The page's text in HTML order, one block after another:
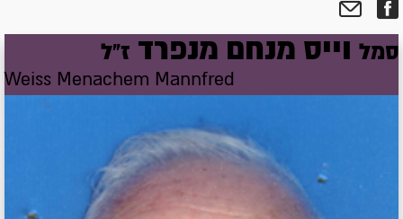
סמל וייס מנחם מנפרד ז"ל
Weiss Menachem Mannfred